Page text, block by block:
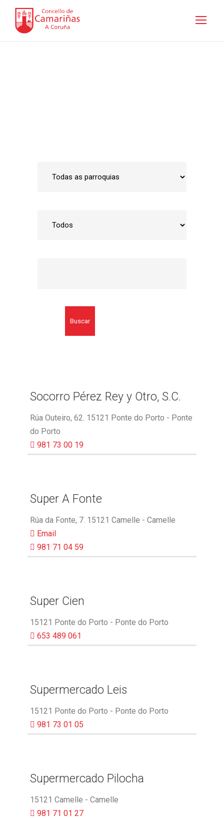
Buscar
Socorro Pérez Rey y Otro, S.C.
Rúa Outeiro, 62. 15121 Ponte do Porto - Ponte
do Porto
981 73 00 19
Super A Fonte
Rúa da Fonte, 7. 15121 Camelle - Camelle
Email
981 71 04 59
Super Cien
15121 Ponte do Porto - Ponte do Porto
653 489 061
Supermercado Leis
15121 Ponte do Porto - Ponte do Porto
981 73 01 05
Supermercado Pilocha
15121 Camelle - Camelle
981 71 01 27